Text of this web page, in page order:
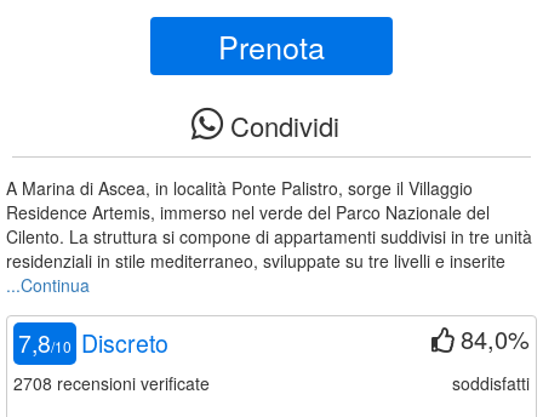
Prenota
Condividi
A Marina di Ascea, in località Ponte Palistro, sorge il Villaggio
Residence Artemis, immerso nel verde del Parco Nazionale del
Cilento. La struttura si compone di appartamenti suddivisi in tre unità
residenziali in stile mediterraneo, sviluppate su tre livelli e inserite
...Continua
7,8/10 Discreto
2708 recensioni verificate
84,0%
soddisfatti